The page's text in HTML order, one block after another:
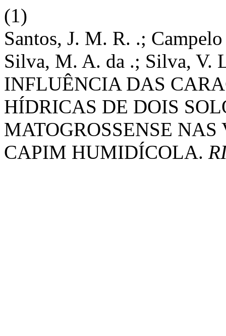
(1)
Santos, J. M. R. .;
Silva, M. A. da .; Silva, V.
INFLUÊNCIA DAS
HÍDRICAS DE DOIS
MATOGROSSENSE
CAPIM HUMIDÍCOLA.